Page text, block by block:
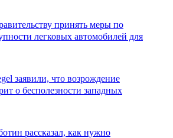
принять меры по
легковых автомобилей для
заявили, что возрождение
о бесполезности западных
рассказал, как нужно